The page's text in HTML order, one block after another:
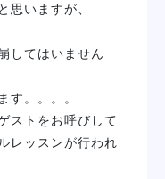
思いますが、
してはいません
す。。。。
ストをお呼びして
レッスンが行われ